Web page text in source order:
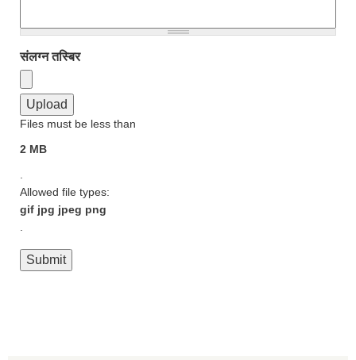
संलग्न तस्बिर
Files must be less than
2 MB
Allowed file types:
gif jpg jpeg png